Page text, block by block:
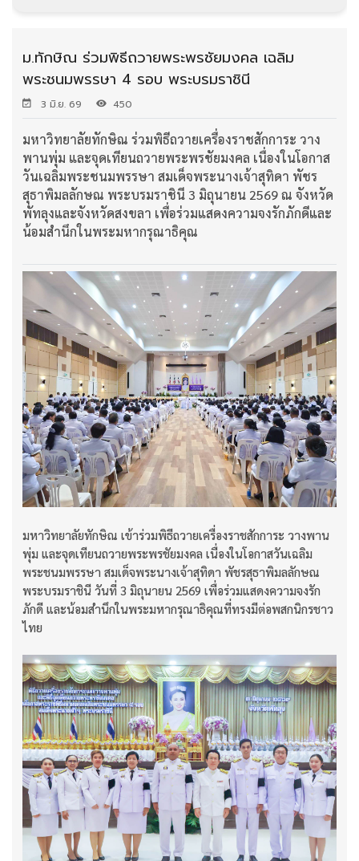
ม.ทักษิณ ร่วมพิธีถวายพระพรชัยมงคล เฉลิม
พระชนมพรรษา 4 รอบ พระบรมราชินี
3 มิ.ย. 69 450
มหาวิทยาลัยทักษิณ ร่วมพิธีถวายเครื่องราชสักการะ วาง
พานพุ่ม และจุดเทียนถวายพระพรชัยมงคล เนื่องในโอกาส
วันเฉลิมพระชนมพรรษา สมเด็จพระนางเจ้าสุทิดา พัชร
สุธาพิมลลักษณ พระบรมราชินี 3 มิถุนายน 2569 ณ จังหวัด
พัทลุงและจังหวัดสงขลา เพื่อร่วมแสดงความจงรักภักดีและ
น้อมสำนึกในพระมหากรุณาธิคุณ
มหาวิทยาลัยทักษิณ เข้าร่วมพิธีถวายเครื่องราชสักการะ วางพาน
พุ่ม และจุดเทียนถวายพระพรชัยมงคล เนื่องในโอกาสวันเฉลิม
พระชนมพรรษา สมเด็จพระนางเจ้าสุทิดา พัชรสุธาพิมลลักษณ
พระบรมราชินี วันที่ 3 มิถุนายน 2569 เพื่อร่วมแสดงความจงรัก
ภักดี และน้อมสำนึกในพระมหากรุณาธิคุณที่ทรงมีต่อพสกนิกรชาว
ไทย